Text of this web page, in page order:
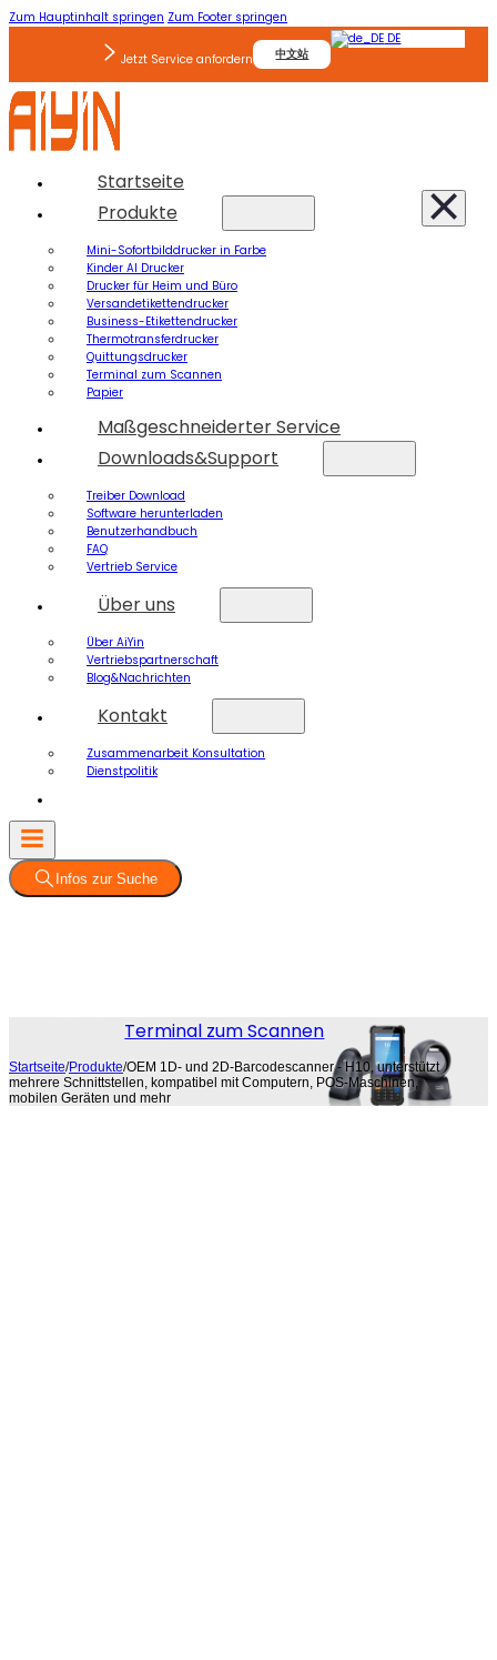
Zum Hauptinhalt springen Zum Footer springen
Jetzt Service anfordern 中文站
DE
Startseite
Produkte
Mini-Sofortbilddrucker in Farbe
Kinder AI Drucker
Drucker für Heim und Büro
Versandetikettendrucker
Business-Etikettendrucker
Thermotransferdrucker
Quittungsdrucker
Terminal zum Scannen
Papier
Maßgeschneiderter Service
Downloads&Support
Treiber Download
Software herunterladen
Benutzerhandbuch
FAQ
Vertrieb Service
Über uns
Über AiYin
Vertriebspartnerschaft
Blog&Nachrichten
Kontakt
Zusammenarbeit Konsultation
Dienstpolitik
Infos zur Suche
Terminal zum Scannen
Startseite/Produkte/OEM 1D- und 2D-Barcodescanner - H10, unterstützt
mehrere Schnittstellen, kompatibel mit Computern, POS-Maschinen,
mobilen Geräten und mehr